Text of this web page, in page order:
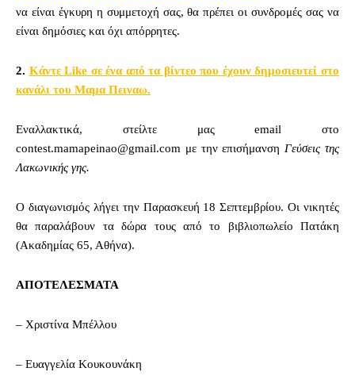
να είναι έγκυρη η συμμετοχή σας, θα πρέπει οι συνδρομές σας να
είναι δημόσιες και όχι απόρρητες.
2. Κάντε Like σε ένα από τα βίντεο που έχουν δημοσιευτεί στο
κανάλι του Μαμα Πειναω.
Eναλλακτικά, στείλτε μας email στο
contest.mamapeinao@gmail.com με την επισήμανση Γεύσεις της
Λακωνικής γης.
Ο διαγωνισμός λήγει την Παρασκευή 18 Σεπτεμβρίου. Οι νικητές
θα παραλάβουν τα δώρα τους από το βιβλιοπωλείο Πατάκη
(Ακαδημίας 65, Αθήνα).
AΠΟΤΕΛΕΣΜΑΤΑ
– Χριστίνα Μπέλλου
– Ευαγγελία Κουκουνάκη